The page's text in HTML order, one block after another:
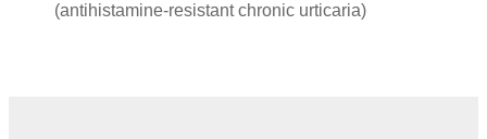
(antihistamine-resistant chronic urticaria)